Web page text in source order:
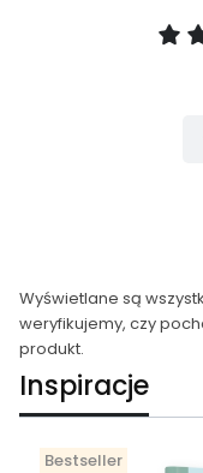
Wyświetlane są
weryfikujemy, czy
produkt.
Inspiracje
Bestseller